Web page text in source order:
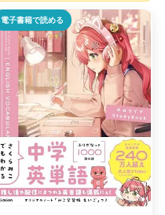
電子書籍で読める